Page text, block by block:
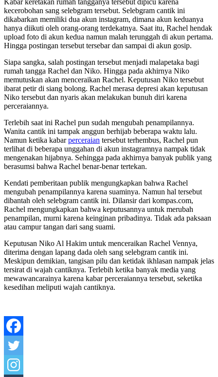
Kabar keretakan rumah tangganya tersebut dipicu karena
kecerobohan sang selebgram tersebut. Selebgram cantik ini
dikabarkan memiliki dua akun instagram, dimana akun keduanya
hanya diikuti oleh orang-orang terdekatnya. Saat itu, Rachel hendak
upload foto di akun kedua namun malah terunggah di akun pertama.
Hingga postingan tersebut tersebar dan sampai di akun gosip.
Siapa sangka, salah postingan tersebut menjadi malapetaka bagi
rumah tangga Rachel dan Niko. Hingga pada akhirnya Niko
memutuskan akan menceraikan Rachel. Keputusan Niko tersebut
ibarat petir di siang bolong. Rachel merasa depresi akan keputusan
Niko tersebut dan nyaris akan melakukan bunuh diri karena
perceraiannya.
Terlebih saat ini Rachel pun sudah mengubah penampilannya.
Wanita cantik ini tampak anggun berhijab beberapa waktu lalu.
Namun ketika kabarperceraian tersebut terhembus, Rachel pun
terlihat di beberapa unggahan di akun instagramnya nampak tidak
mengenakan hijabnya. Sehingga pada akhirnya banyak publik yang
berasumsi bahwa Rachel benar-benar tertekan.
Kendati pemberitaan publik mengungkapkan bahwa Rachel
mengubah penampilannya karena suaminya. Namun hal tersebut
dibantah oleh selebgram cantik ini. Dilansir dari kompas.com,
Rachel mengungkapkan bahwa keputusannya untuk merubah
penampilan, murni karena keinginan pribadinya. Tidak ada paksaan
atau campur tangan dari sang suami.
Keputusan Niko Al Hakim untuk menceraikan Rachel Vennya,
diterima dengan lapang dada oleh sang selebgram cantik ini.
Meskipun demikian, tangisan pilu dan ketidak ikhlasan nampak jelas
tersirat di wajah cantiknya. Terlebih ketika banyak media yang
mewawancarainya karena kabar perceraiannya tersebut, seketika
kesedihan meliputi wajah cantiknya.